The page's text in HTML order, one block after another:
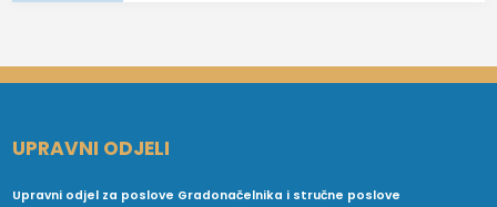
UPRAVNI ODJELI
Upravni odjel za poslove Gradonačelnika i stručne poslove